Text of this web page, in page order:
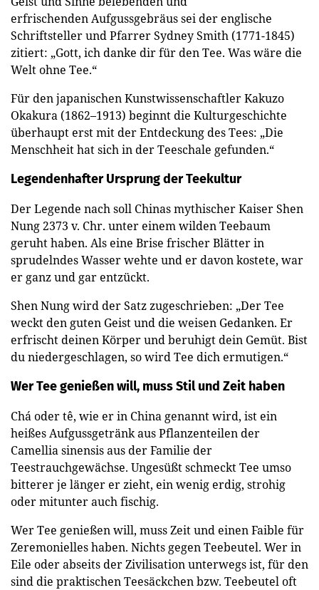
erfrischenden Aufgussgebräus sei der englische
Schriftsteller und Pfarrer Sydney Smith (1771-1845)
zitiert: „Gott, ich danke dir für den Tee. Was wäre die
Welt ohne Tee.“
Für den japanischen Kunstwissenschaftler Kakuzo
Okakura (1862–1913) beginnt die Kulturgeschichte
überhaupt erst mit der Entdeckung des Tees: „Die
Menschheit hat sich in der Teeschale gefunden.“
Legendenhafter Ursprung der Teekultur
Der Legende nach soll Chinas mythischer Kaiser Shen
Nung 2373 v. Chr. unter einem wilden Teebaum
geruht haben. Als eine Brise frischer Blätter in
sprudelndes Wasser wehte und er davon kostete, war
er ganz und gar entzückt.
Shen Nung wird der Satz zugeschrieben: „Der Tee
weckt den guten Geist und die weisen Gedanken. Er
erfrischt deinen Körper und beruhigt dein Gemüt. Bist
du niedergeschlagen, so wird Tee dich ermutigen.“
Wer Tee genießen will, muss Stil und Zeit haben
Chá oder tê, wie er in China genannt wird, ist ein
heißes Aufgussgetränk aus Pflanzenteilen der
Camellia sinensis aus der Familie der
Teestrauchgewächse. Ungesüßt schmeckt Tee umso
bitterer je länger er zieht, ein wenig erdig, strohig
oder mitunter auch fischig.
Wer Tee genießen will, muss Zeit und einen Faible für
Zeremonielles haben. Nichts gegen Teebeutel. Wer in
Eile oder abseits der Zivilisation unterwegs ist, für den
sind die praktischen Teesäckchen bzw. Teebeutel oft